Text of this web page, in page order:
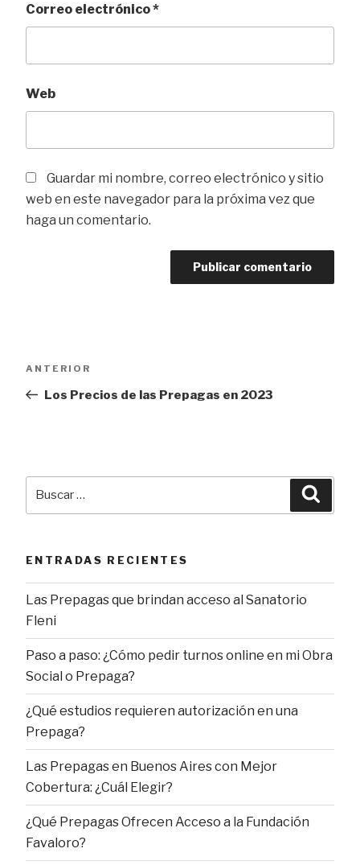
Correo electrónico*
Web
Guardar mi nombre, correo electrónico y sitio
web en este navegador para la próxima vez que
haga un comentario.
Navegación
de
Entrada
anterior
ANTERIOR
Los Precios de las Prepagas en 2023
ENTRADAS RECIENTES
Las Prepagas que brindan acceso al Sanatorio
Fleni
Paso a paso: ¿Cómo pedir turnos online en mi Obra
Social o Prepaga?
¿Qué estudios requieren autorización en una
Prepaga?
Las Prepagas en Buenos Aires con Mejor
Cobertura: ¿Cuál Elegir?
¿Qué Prepagas Ofrecen Acceso a la Fundación
Favaloro?